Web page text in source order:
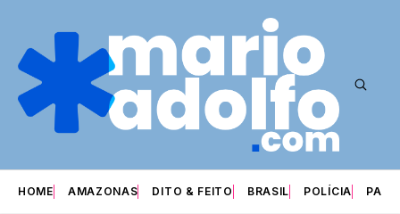
HOME AMAZONAS DITO & FEITO BRASIL POLÍCIA